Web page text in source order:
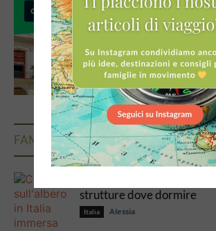
FAMILY HOTEL SELEZIONATI DA NOI
strutture dove dormire
Italia Alessia